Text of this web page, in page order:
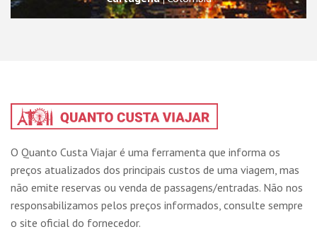
O Quanto Custa Viajar é uma ferramenta que informa os
preços atualizados dos principais custos de uma viagem, mas
não emite reservas ou venda de passagens/entradas. Não nos
responsabilizamos pelos preços informados, consulte sempre
o site oficial do fornecedor.